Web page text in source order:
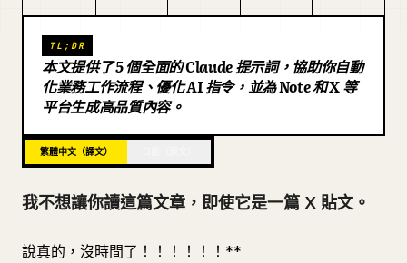
下載
部落格
更新
TL;DR
本文提供了 5 個全面的 Claude 提示詞，協助你自動
化業務工作流程、優化 AI 指令，並為 Note 和 X 等
平台生成高品質內容。
繁體中文（譯文）
我不想讓你讀這篇文章，即使它是一篇 X 貼文。
說真的，沒時間了！！！！！！**